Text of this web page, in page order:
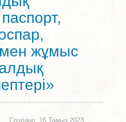
жұмыс
Создано: 16 Тамыз 2023